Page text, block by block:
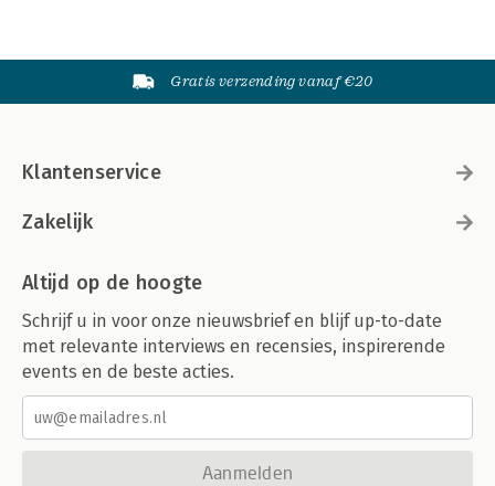
Gratis verzending vanaf €20
Klantenservice
Zakelijk
Altijd op de hoogte
Schrijf u in voor onze nieuwsbrief en blijf up-to-date
met relevante interviews en recensies, inspirerende
events en de beste acties.
Aanmelden